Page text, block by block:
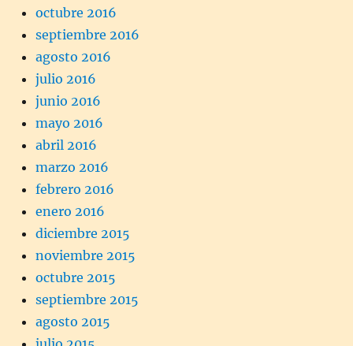
octubre 2016
septiembre 2016
agosto 2016
julio 2016
junio 2016
mayo 2016
abril 2016
marzo 2016
febrero 2016
enero 2016
diciembre 2015
noviembre 2015
octubre 2015
septiembre 2015
agosto 2015